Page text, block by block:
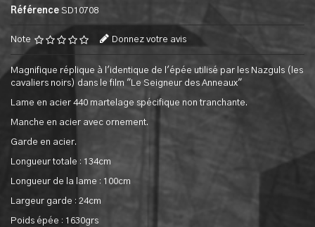
Référence SD10708
Note Donnez votre avis
Magnifique réplique à l'identique de l'épée utilisé par les Nazguls (les
cavaliers noirs) dans le film "Le Seigneur des Anneaux"
Lame en acier 440 martelage spécifique non tranchante.
Manche en acier avec ornement.
Garde en acier.
Longueur totale : 134cm
Longueur de la lame : 100cm
Largeur garde : 24cm
Poids épée : 1630grs